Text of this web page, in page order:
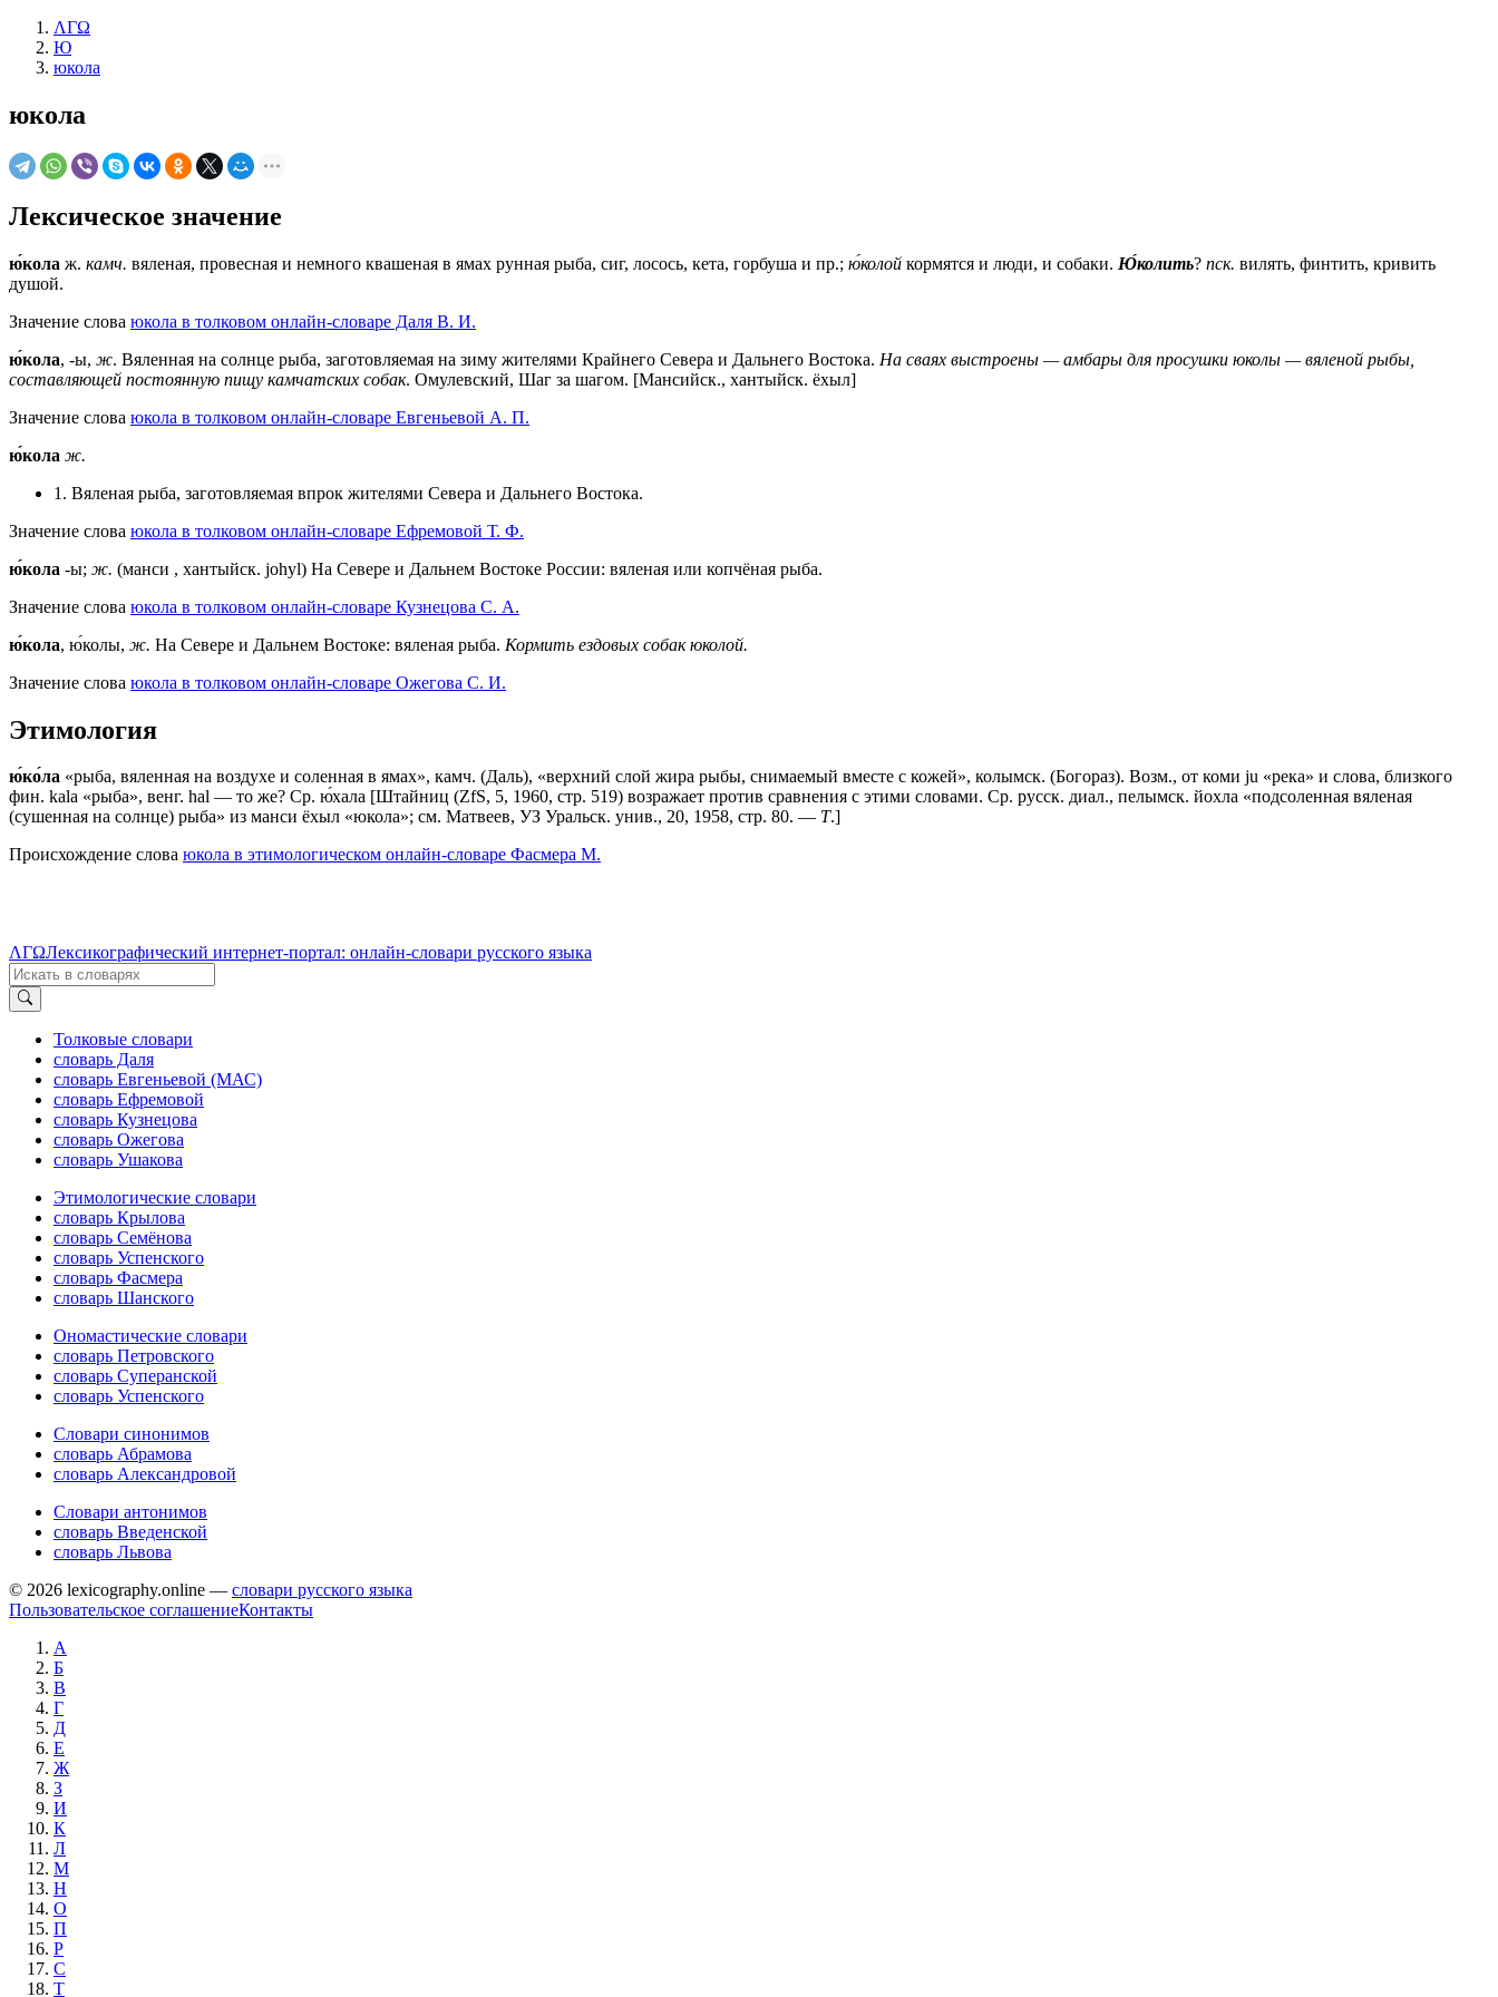
ΛΓΩ
Ю
юкола
юкола
Лексическое значение
ю́кола ж. камч. вяленая, провесная и немного квашеная в ямах рунная рыба, сиг, лосось, кета, горбуша и пр.; ю́колой кормятся и люди, и собаки. Ю́колить? пск. вилять, финтить, кривить
душой.
Значение слова юкола в толковом онлайн-словаре Даля В. И.
ю́кола, -ы, ж. Вяленная на солнце рыба, заготовляемая на зиму жителями Крайнего Севера и Дальнего Востока. На сваях выстроены — амбары для просушки юколы — вяленой рыбы,
составляющей постоянную пищу камчатских собак. Омулевский, Шаг за шагом. [Мансийск., хантыйск. ёхыл]
Значение слова юкола в толковом онлайн-словаре Евгеньевой А. П.
ю́кола ж.
1. Вяленая рыба, заготовляемая впрок жителями Севера и Дальнего Востока.
Значение слова юкола в толковом онлайн-словаре Ефремовой Т. Ф.
ю́кола -ы; ж. (манси , хантыйск. johyl) На Севере и Дальнем Востоке России: вяленая или копчёная рыба.
Значение слова юкола в толковом онлайн-словаре Кузнецова С. А.
ю́кола, ю́колы, ж. На Севере и Дальнем Востоке: вяленая рыба. Кормить ездовых собак юколой.
Значение слова юкола в толковом онлайн-словаре Ожегова C. И.
Этимология
ю́ко́ла «рыба, вяленная на воздухе и соленная в ямах», камч. (Даль), «верхний слой жира рыбы, снимаемый вместе с кожей», колымск. (Богораз). Возм., от коми ju «река» и слова, близкого
фин. kala «рыба», венг. hаl — то же? Ср. ю́хала [Штайниц (ZfS, 5, 1960, стр. 519) возражает против сравнения с этими словами. Ср. русск. диал., пелымск. йохла «подсоленная вяленая
(сушенная на солнце) рыба» из манси ёхыл «юкола»; см. Матвеев, УЗ Уральск. унив., 20, 1958, стр. 80. — Т.]
Происхождение слова юкола в этимологическом онлайн-словаре Фасмера М.
ΛΓΩЛексикографический интернет-портал: онлайн-словари русского языка
Толковые словари
словарь Даля
словарь Евгеньевой (МАС)
словарь Ефремовой
словарь Кузнецова
словарь Ожегова
словарь Ушакова
Этимологические словари
словарь Крылова
словарь Семёнова
словарь Успенского
словарь Фасмера
словарь Шанского
Ономастические словари
словарь Петровского
словарь Суперанской
словарь Успенского
Словари синонимов
словарь Абрамова
словарь Александровой
Словари антонимов
словарь Введенской
словарь Львова
© 2026 lexicography.online — словари русского языка
Пользовательское соглашениеКонтакты
А
Б
В
Г
Д
Е
Ж
З
И
К
Л
М
Н
О
П
Р
С
Т